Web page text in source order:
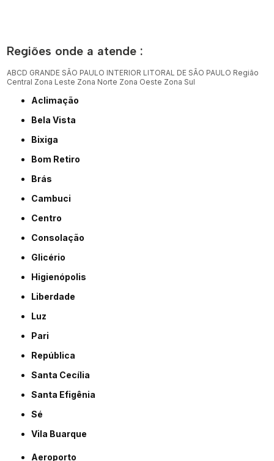
Regiões onde a atende :
ABCD GRANDE SÃO PAULO INTERIOR LITORAL DE SÃO PAULO Região
Central Zona Leste Zona Norte Zona Oeste Zona Sul
Aclimação
Bela Vista
Bixiga
Bom Retiro
Brás
Cambuci
Centro
Consolação
Glicério
Higienópolis
Liberdade
Luz
Pari
República
Santa Cecília
Santa Efigênia
Sé
Vila Buarque
Aeroporto